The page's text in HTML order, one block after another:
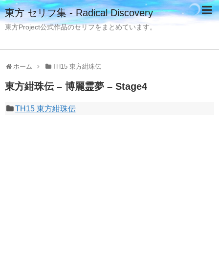
東方 セリフ集 - Radical Discovery
東方Project公式作品のセリフをまとめています。
ホーム TH15 東方紺珠伝
東方紺珠伝 – 博麗霊夢 – Stage4
TH15 東方紺珠伝